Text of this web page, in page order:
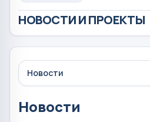
НОВОСТИ И ПРОЕКТЫ
Новости
Новости